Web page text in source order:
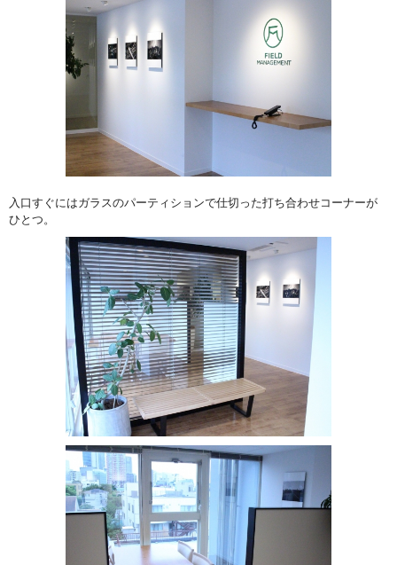
入口すぐにはガラスのパーティションで仕切った打ち合わせコーナーが
ひとつ。